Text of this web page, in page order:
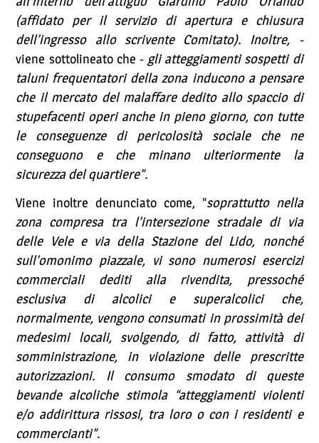
(affidato per il servizio di apertura e chiusura
dell’ingresso allo scrivente Comitato). Inoltre, -
viene sottolineato che - gli atteggiamenti sospetti di
taluni frequentatori della zona inducono a pensare
che il mercato del malaffare dedito allo spaccio di
stupefacenti operi anche in pieno giorno, con tutte
le conseguenze di pericolosità sociale che ne
conseguono e che minano ulteriormente la
sicurezza del quartiere”.
Viene inoltre denunciato come, “soprattutto nella
zona compresa tra l’intersezione stradale di via
delle Vele e via della Stazione del Lido, nonché
sull’omonimo piazzale, vi sono numerosi esercizi
commerciali dediti alla rivendita, pressoché
esclusiva di alcolici e superalcolici che,
normalmente, vengono consumati in prossimità dei
medesimi locali, svolgendo, di fatto, attività di
somministrazione, in violazione delle prescritte
autorizzazioni. Il consumo smodato di queste
bevande alcoliche stimola “atteggiamenti violenti
e/o addirittura rissosi, tra loro o con i residenti e
commercianti”.